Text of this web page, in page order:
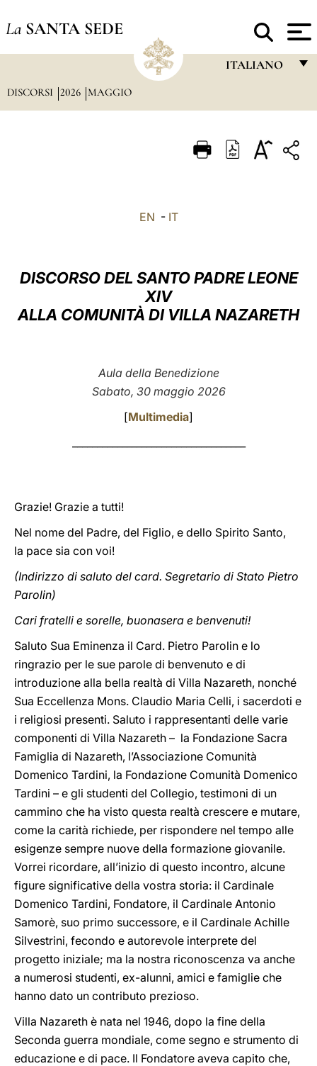
La SANTA SEDE
ITALIANO
ITALIANO
العربيّة
中文
DISCORSI 2026 MAGGIO
EN - IT
DISCORSO DEL SANTO PADRE LEONE
XIV
ALLA COMUNITÀ DI VILLA NAZARETH
Aula della Benedizione
Sabato, 30 maggio 2026
[Multimedia]
Grazie! Grazie a tutti!
Nel nome del Padre, del Figlio, e dello Spirito Santo,
la pace sia con voi!
(Indirizzo di saluto del card. Segretario di Stato Pietro
Parolin)
Cari fratelli e sorelle, buonasera e benvenuti!
Saluto Sua Eminenza il Card. Pietro Parolin e lo
ringrazio per le sue parole di benvenuto e di
introduzione alla bella realtà di Villa Nazareth, nonché
Sua Eccellenza Mons. Claudio Maria Celli, i sacerdoti e
i religiosi presenti. Saluto i rappresentanti delle varie
componenti di Villa Nazareth – la Fondazione Sacra
Famiglia di Nazareth, l’Associazione Comunità
Domenico Tardini, la Fondazione Comunità Domenico
Tardini – e gli studenti del Collegio, testimoni di un
cammino che ha visto questa realtà crescere e mutare,
come la carità richiede, per rispondere nel tempo alle
esigenze sempre nuove della formazione giovanile.
Vorrei ricordare, all’inizio di questo incontro, alcune
figure significative della vostra storia: il Cardinale
Domenico Tardini, Fondatore, il Cardinale Antonio
Samorè, suo primo successore, e il Cardinale Achille
Silvestrini, fecondo e autorevole interprete del
progetto iniziale; ma la nostra riconoscenza va anche
a numerosi studenti, ex-alunni, amici e famiglie che
hanno dato un contributo prezioso.
Villa Nazareth è nata nel 1946, dopo la fine della
Seconda guerra mondiale, come segno e strumento di
educazione e di pace. Il Fondatore aveva capito che,